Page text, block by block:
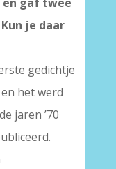
je daar
gedichtje
het werd
jaren ’70